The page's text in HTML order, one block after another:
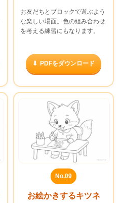
お友だちとブロックで遊ぶよう
な楽しい場面。色の組み合わせ
を考える練習にもなります。
PDFをダウンロード
No.09
お絵かきするキツネ